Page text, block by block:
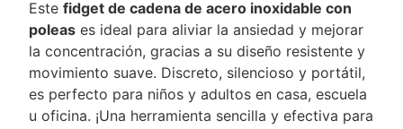
Estefidget de cadena de acero inoxidable con
poleas es ideal para aliviar la ansiedad y mejorar
la concentración, gracias a su diseño resistente y
movimiento suave. Discreto, silencioso y portátil,
es perfecto para niños y adultos en casa, escuela
u oficina. ¡Una herramienta sencilla y efectiva para